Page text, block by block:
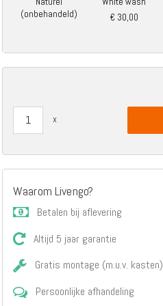
Comfort Plus
Topdekmatrassen
Nachtkastjes
lattenbodems
Elektrische
lattenbodems
Beddengoed
Dekbedden
Dekbedovertrekken
Sierkussens
Hoeslakens /
Moltons
(onbehandeld)
€ 30,00
Waarom Livengo?
Betalen bij aflevering
Altijd 5 jaar garantie
Gratis montage (m.u.v. kasten)
Persoonlijke afhandeling